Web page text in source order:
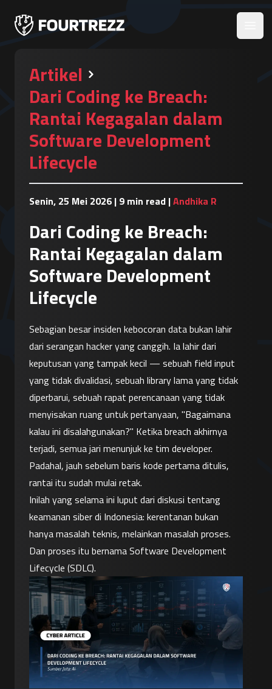
Artikel
Dari Coding ke Breach:
Rantai Kegagalan dalam
Software Development
Lifecycle
Senin, 25 Mei 2026 | 9 min read |Andhika R
Dari Coding ke Breach:
Rantai Kegagalan dalam
Software Development
Lifecycle
Sebagian besar insiden kebocoran data bukan lahir
dari serangan hacker yang canggih. Ia lahir dari
keputusan yang tampak kecil — sebuah field input
yang tidak divalidasi, sebuah library lama yang tidak
diperbarui, sebuah rapat perencanaan yang tidak
menyisakan ruang untuk pertanyaan, "Bagaimana
kalau ini disalahgunakan?" Ketika breach akhirnya
terjadi, semua jari menunjuk ke tim developer.
Padahal, jauh sebelum baris kode pertama ditulis,
rantai itu sudah mulai retak.
Inilah yang selama ini luput dari diskusi tentang
keamanan siber di Indonesia: kerentanan bukan
hanya masalah teknis, melainkan masalah proses.
Dan proses itu bernama Software Development
Lifecycle (SDLC).